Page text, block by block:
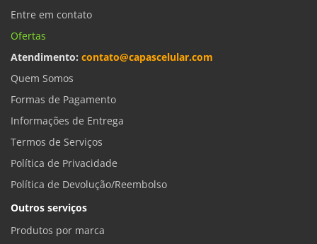
Entre em contato
Ofertas
Atendimento: contato@capascelular.com
Quem Somos
Formas de Pagamento
Informações de Entrega
Termos de Serviços
Política de Privacidade
Política de Devolução/Reembolso
Outros serviços
Produtos por marca